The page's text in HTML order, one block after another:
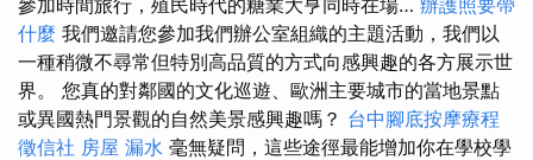
參加時間旅行，殖民時代的糖業大亨同時在場… 辦護照要帶
什麼 我們邀請您參加我們辦公室組織的主題活動，我們以
一種稍微不尋常但特別高品質的方式向感興趣的各方展示世
界。 您真的對鄰國的文化巡遊、歐洲主要城市的當地景點
或異國熱門景觀的自然美景感興趣嗎？ 台中腳底按摩療程
徵信社 房屋 漏水 毫無疑問，這些途徑最能增加你在學校學